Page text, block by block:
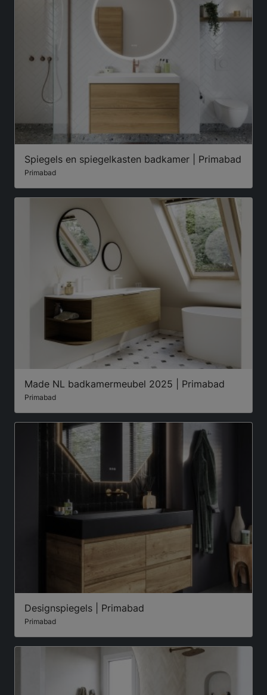
Spiegels en spiegelkasten badkamer | Primabad
Primabad
Made NL badkamermeubel 2025 | Primabad
Primabad
Designspiegels | Primabad
Primabad